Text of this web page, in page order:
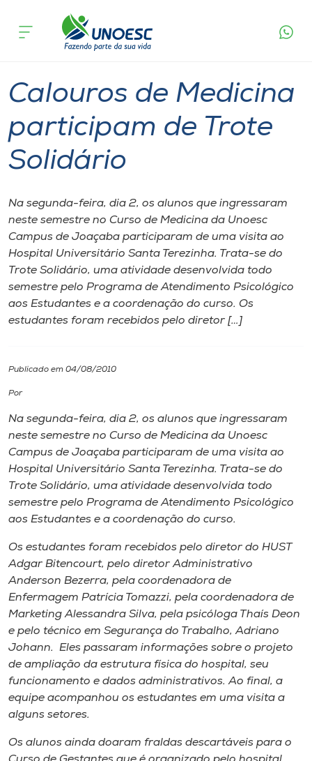
Cursos
Atendimento ao Estudante
Portal de Ensino
A
Unoesc
Internacionalização
Cultura
CPA
Biblioteca
Editora
Rádio
Museu
Unoesc
Store
Selecione
acontece
Calouros de Medicina
participam de Trote
Solidário
Na segunda-feira, dia 2, os alunos que ingressaram
neste semestre no Curso de Medicina da Unoesc
Campus de Joaçaba participaram de uma visita ao
Hospital Universitário Santa Terezinha. Trata-se do
Trote Solidário, uma atividade desenvolvida todo
semestre pelo Programa de Atendimento Psicológico
aos Estudantes e a coordenação do curso. Os
estudantes foram recebidos pelo diretor […]
Publicado em 04/08/2010
Por
Na segunda-feira, dia 2, os alunos que ingressaram
neste semestre no Curso de Medicina da Unoesc
Campus de Joaçaba participaram de uma visita ao
Hospital Universitário Santa Terezinha. Trata-se do
Trote Solidário, uma atividade desenvolvida todo
semestre pelo Programa de Atendimento Psicológico
aos Estudantes e a coordenação do curso.
Os estudantes foram recebidos pelo diretor do HUST
Adgar Bitencourt, pelo diretor Administrativo
Anderson Bezerra, pela coordenadora de
Enfermagem Patrícia Tomazzi, pela coordenadora de
Marketing Alessandra Silva, pela psicóloga Thaís Deon
e pelo técnico em Segurança do Trabalho, Adriano
Johann. Eles passaram informações sobre o projeto
de ampliação da estrutura física do hospital, seu
funcionamento e dados administrativos. Ao final, a
equipe acompanhou os estudantes em uma visita a
alguns setores.
Os alunos ainda doaram fraldas descartáveis para o